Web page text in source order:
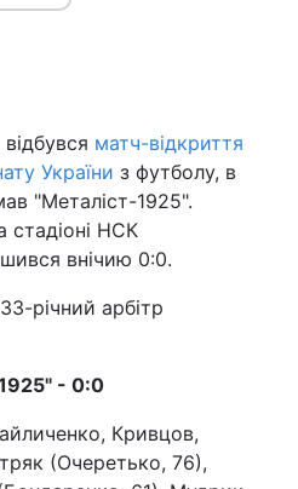
матч-відкриття
України з футболу, в
"Металіст-1925".
стадіоні НСК
внічию 0:0.
річний арбітр
- 0:0
Кривцов,
(Очеретько, 76),